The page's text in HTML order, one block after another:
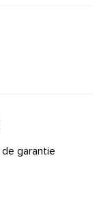
garantie